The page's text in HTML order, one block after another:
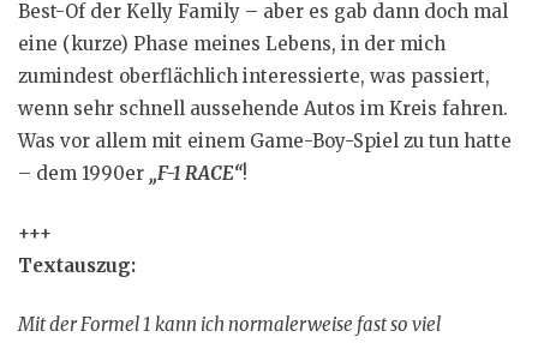
Best-Of der Kelly Family – aber es gab dann doch mal
eine (kurze) Phase meines Lebens, in der mich
zumindest oberflächlich interessierte, was passiert,
wenn sehr schnell aussehende Autos im Kreis fahren.
Was vor allem mit einem Game-Boy-Spiel zu tun hatte
– dem 1990er „F-1 RACE“!
+++
Textauszug:
Mit der Formel 1 kann ich normalerweise fast so viel